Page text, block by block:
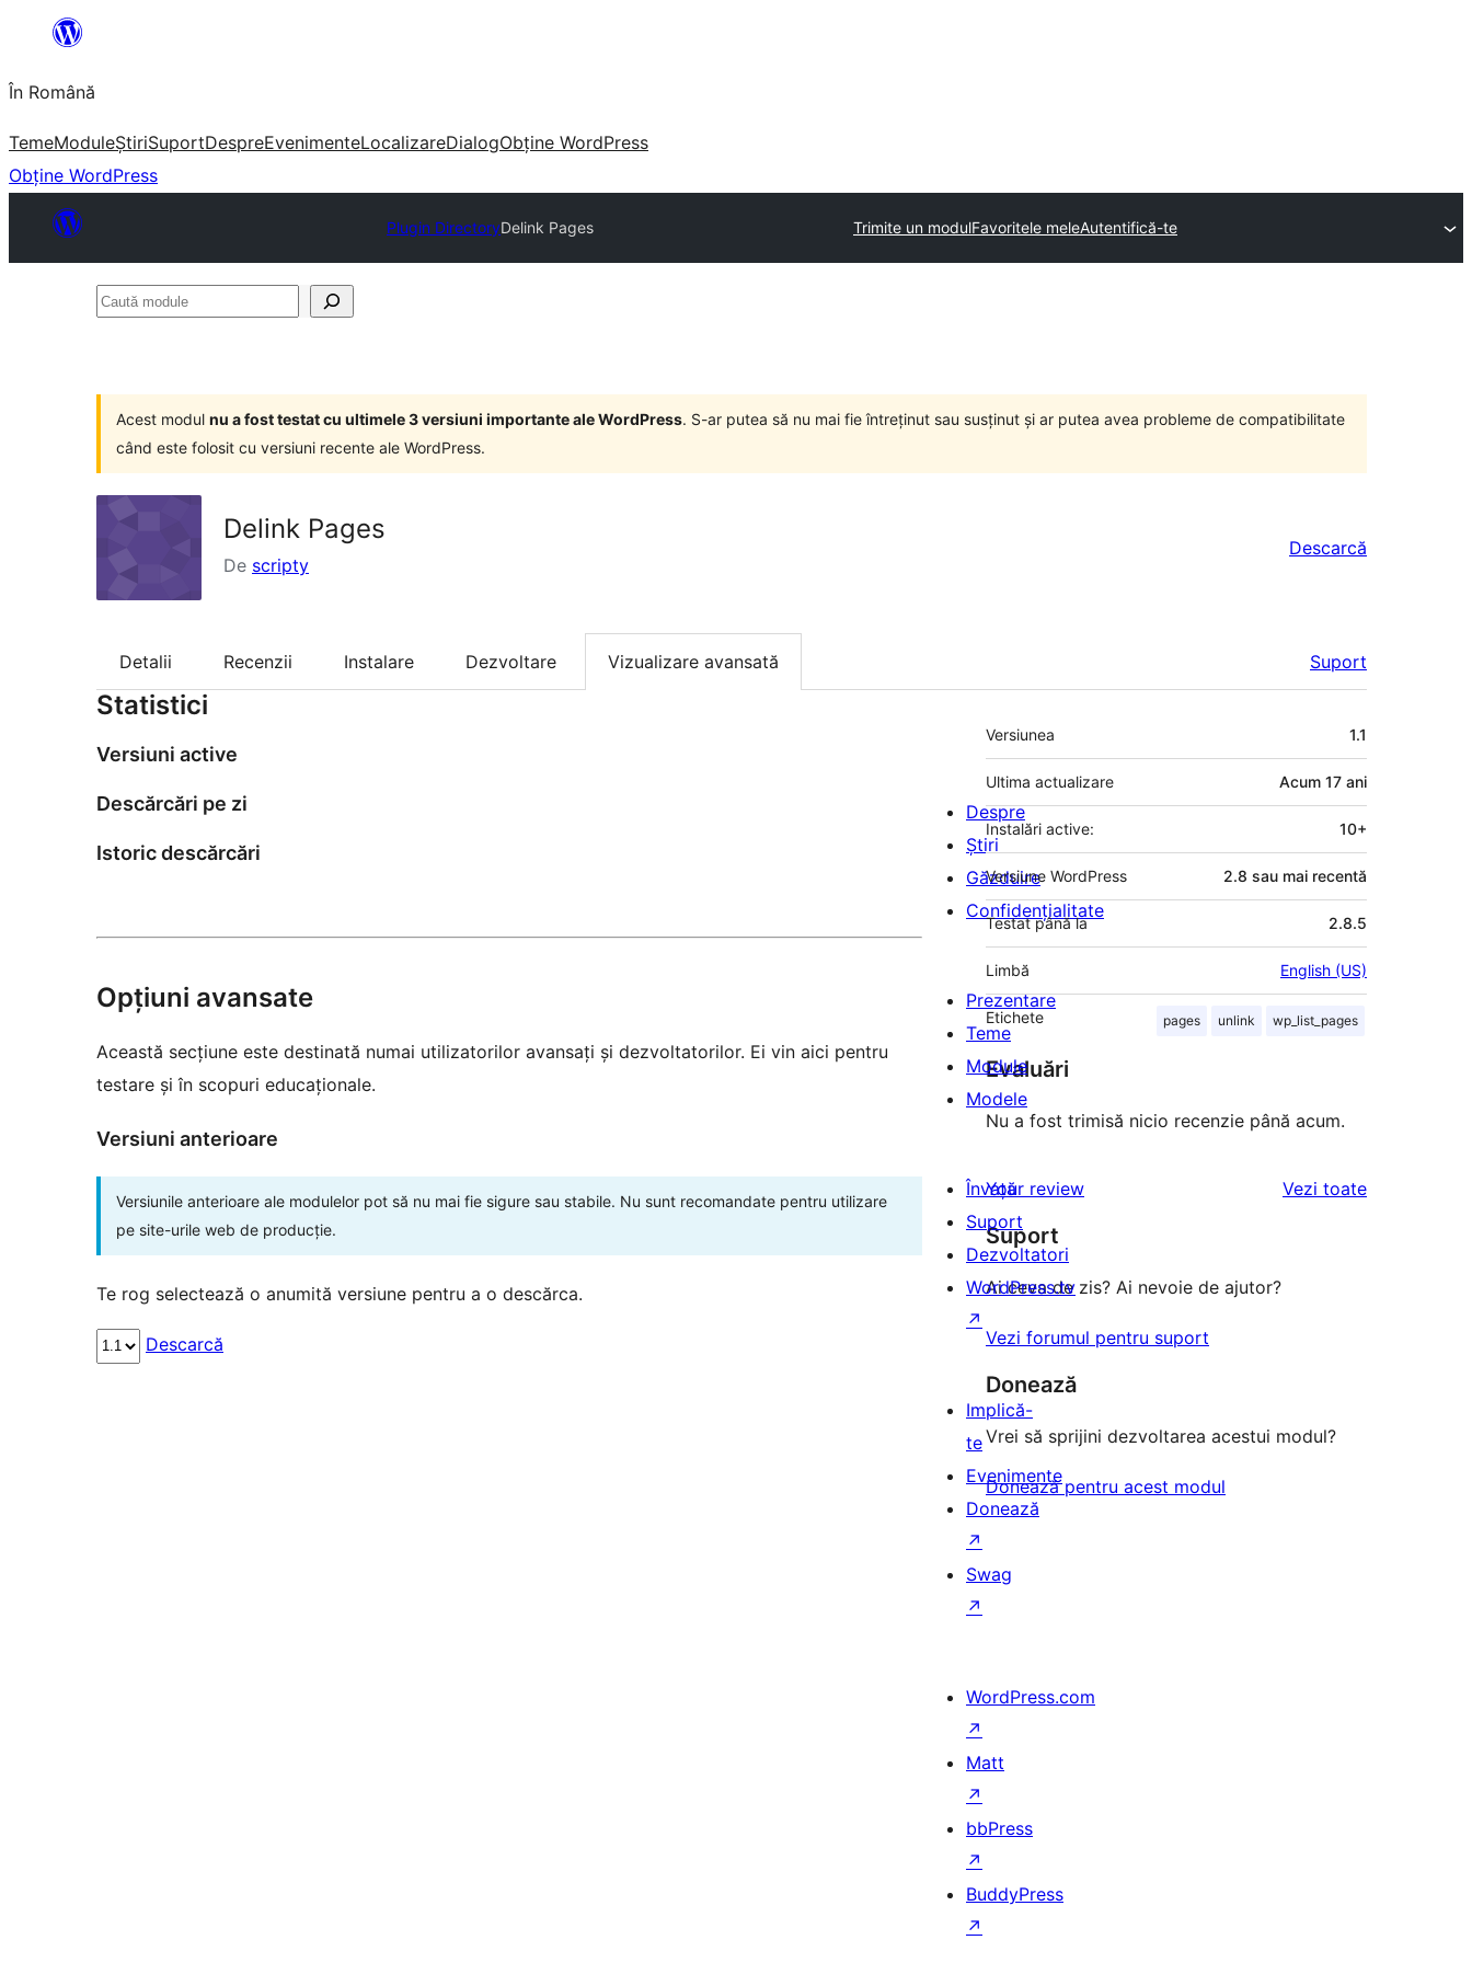
conținut
În Română
TemeModuleȘtiriSuportDespreEvenimenteLocalizareDialogObține WordPress
Obține WordPress
Plugin DirectoryDelink Pages Trimite un modulFavoritele meleAutentifică-te
Caută
Acest modul nu a fost testat cu ultimele 3 versiuni importante ale WordPress. S-ar putea să nu mai fie întreținut sau susținut și ar putea avea probleme de compatibilitate
când este folosit cu versiuni recente ale WordPress.
Delink Pages
De scripty
Descarcă
Detalii Recenzii Instalare Dezvoltare Vizualizare avansată Suport
Statistici
Versiuni active
Descărcări pe zi
Istoric descărcări
Opțiuni avansate
Această secțiune este destinată numai utilizatorilor avansați și dezvoltatorilor. Ei vin aici pentru
testare și în scopuri educaționale.
Versiuni anterioare
Versiunile anterioare ale modulelor pot să nu mai fie sigure sau stabile. Nu sunt recomandate pentru utilizare
pe site-urile web de producție.
Te rog selectează o anumită versiune pentru a o descărca.
Descarcă
Meta
Versiunea 1.1
Ultima actualizare Acum 17 ani
Instalări active: 10+
Versiune WordPress 2.8 sau mai recentă
Testat până la 2.8.5
Limbă English (US)
Etichete pages unlink wp_list_pages
Evaluări
Nu a fost trimisă nicio recenzie până acum.
Your review Vezi toaterecenziile
Suport
Ai ceva de zis? Ai nevoie de ajutor?
Vezi forumul pentru suport
Donează
Vrei să sprijini dezvoltarea acestui modul?
Donează pentru acest modul
Despre
Știri
Găzduire
Confidențialitate
Prezentare
Teme
Module
Modele
Învață
Suport
Dezvoltatori
WordPress.tv
↗
Implică-
te
Evenimente
Donează
↗
Swag
↗
WordPress.com
↗
Matt
↗
bbPress
↗
BuddyPress
↗